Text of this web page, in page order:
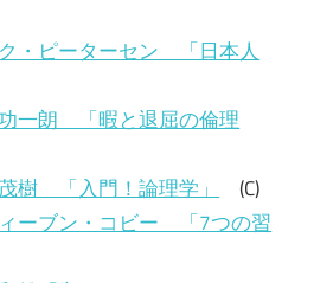
・ピーターセン 「日本人
一朗 「暇と退屈の倫理
樹 「入門！論理学」
(C)
ーブン・コビー 「7つの習